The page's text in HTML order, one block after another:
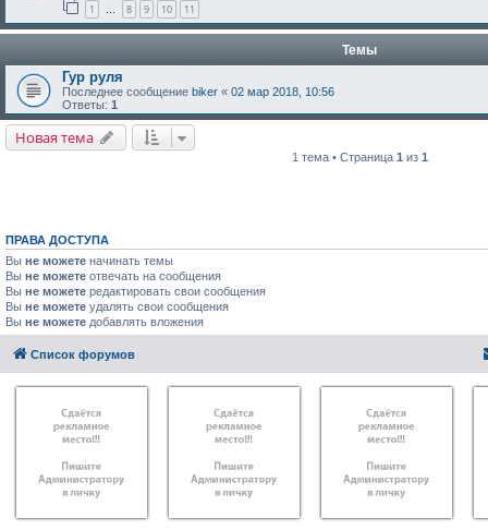
1 … 8 9 10 11
Темы
Гур руля
Последнее сообщение biker « 02 мар 2018, 10:56
Ответы: 1
Новая тема
1 тема • Страница 1 из 1
ПРАВА ДОСТУПА
Вы не можете начинать темы
Вы не можете отвечать на сообщения
Вы не можете редактировать свои сообщения
Вы не можете удалять свои сообщения
Вы не можете добавлять вложения
Список форумов